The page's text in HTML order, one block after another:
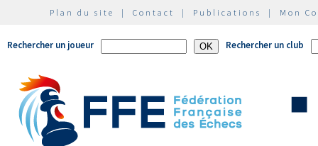
Plan du site | Contact | Publications | Mon
Rechercher un joueur Rechercher un club